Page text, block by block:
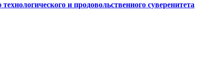
и продовольственного суверенитета